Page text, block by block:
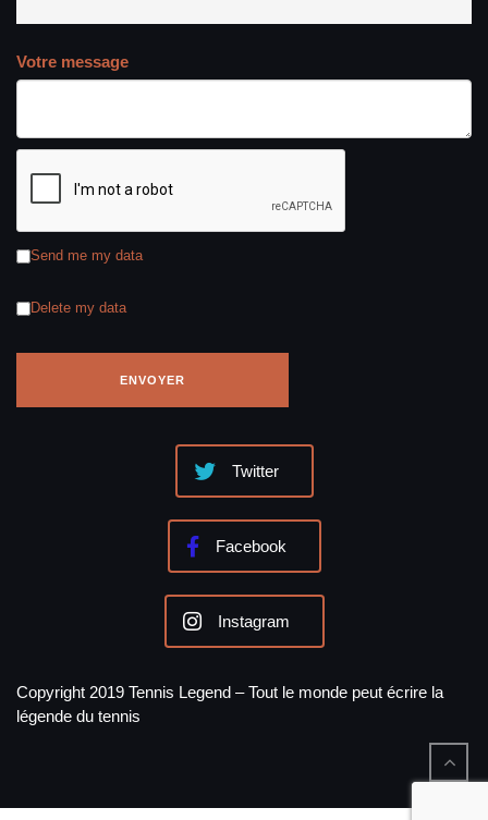
Votre message
Send me my data
Delete my data
Twitter
Facebook
Instagram
Copyright 2019 Tennis Legend – Tout le monde peut écrire la
légende du tennis